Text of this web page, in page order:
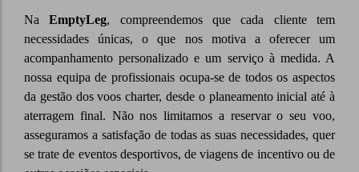
NaEmptyLeg, compreendemos que cada cliente tem
necessidades únicas, o que nos motiva a oferecer um
acompanhamento personalizado e um serviço à medida. A
nossa equipa de profissionais ocupa-se de todos os aspectos
da gestão dos voos charter, desde o planeamento inicial até à
aterragem final. Não nos limitamos a reservar o seu voo,
asseguramos a satisfação de todas as suas necessidades, quer
se trate de eventos desportivos, de viagens de incentivo ou de